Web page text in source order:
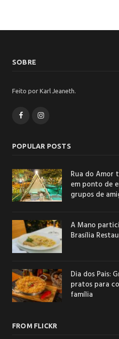
SOBRE
Feito por Karl Jeaneth.
FacebookInstagram
POPULAR POSTS
Rua do Amor
em ponto de
grupos de
A Mano
Brasília
Dia dos Pais:
pratos para
família
FROM FLICKR